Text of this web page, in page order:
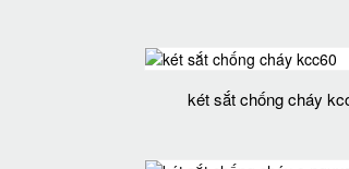
két sắt chống cháy